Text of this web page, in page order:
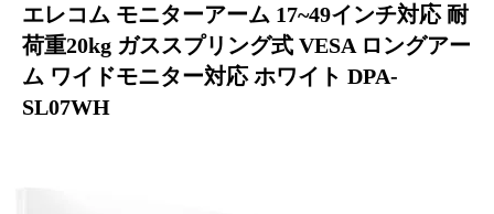
エレコム モニターアーム 17~49インチ対応 耐
荷重20kg ガススプリング式 VESA ロングアー
ム ワイドモニター対応 ホワイト DPA-
SL07WH